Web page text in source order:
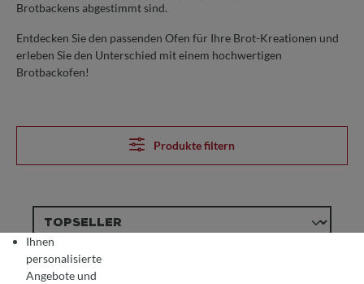
Brotbackens abgestimmt sind.
Entdecken Sie den passenden Ofen für Ihre Brot-Kreationen und
erleben Sie den Unterschied mit einem hochwertigen
Brotbackofen!
Produkte filtern
Ihnen
personalisierte
Angebote und